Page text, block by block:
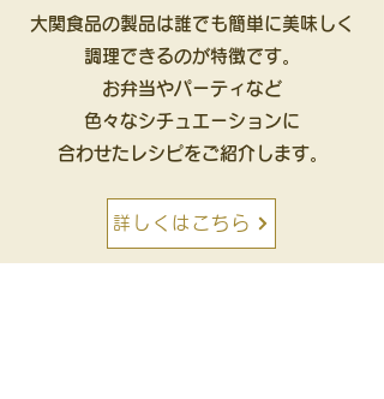
大関食品の製品は誰でも簡単に美味しく
調理できるのが特徴です。
お弁当やパーティなど
色々なシチュエーションに
合わせたレシピをご紹介します。
詳しくはこちら